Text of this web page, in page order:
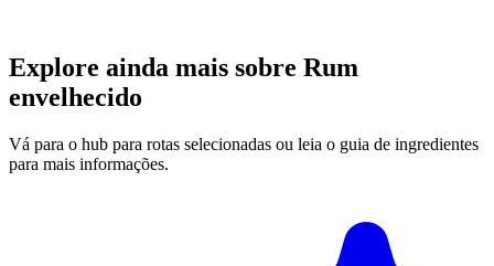
Explore ainda mais sobre Rum
envelhecido
Vá para o hub para rotas selecionadas ou leia o guia de ingredientes
para mais informações.